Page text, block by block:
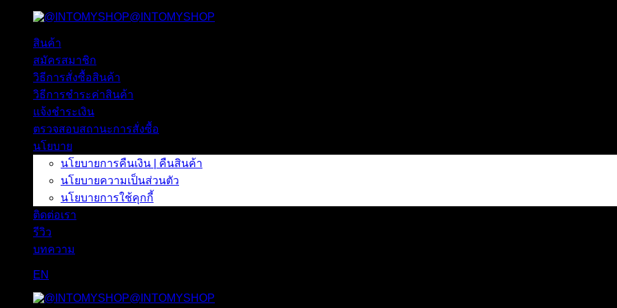
เนื้อหา
@INTOMYSHOP
สินค้า
สมัครสมาชิก
วิธีการสั่งซื้อสินค้า
วิธีการชำระค่าสินค้า
แจ้งชำระเงิน
ตรวจสอบสถานะการสั่งซื้อ
นโยบาย
นโยบายการคืนเงิน | คืนสินค้า
นโยบายความเป็นส่วนตัว
นโยบายการใช้คุกกี้
ติดต่อเรา
รีวิว
บทความ
EN
@INTOMYSHOP